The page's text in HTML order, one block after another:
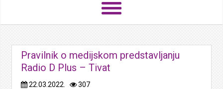
Pravilnik o medijskom predstavljanju
Radio D Plus – Tivat
22.03.2022. 307